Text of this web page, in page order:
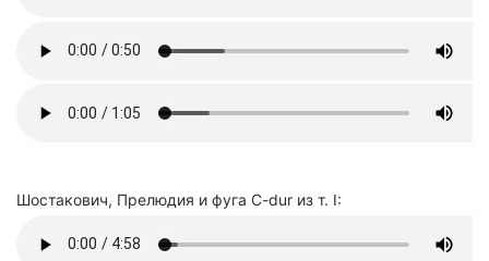
Шостакович, Прелюдия и фуга C-dur из т. I: